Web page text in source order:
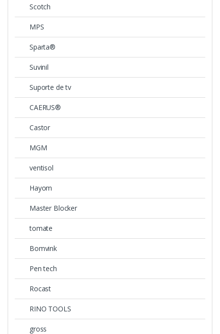
Scotch
MPS
Sparta®
Suvinil
Suporte de tv
CAERUS®
Castor
MGM
ventisol
Hayom
Master Blocker
tomate
Bomvink
Pen tech
Rocast
RINO TOOLS
gross